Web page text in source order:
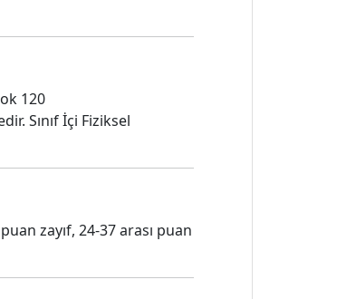
120
Sınıf İçi Fiziksel
zayıf, 24-37 arası puan